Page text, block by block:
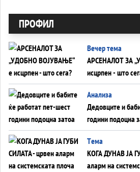
ПРОФИЛ
Вечер тема
АРСЕНАЛОТ ЗА
исцрпен - што
Анализа
Дедовците и
години подоцна
ВНУЦИ ДА ГИ
Tема
КОГА ДУНАВ ЈА
аларм на